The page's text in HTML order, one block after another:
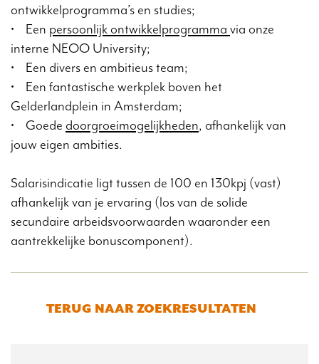
ontwikkelprogramma’s en studies;
• Een persoonlijk ontwikkelprogramma via onze
interne NEOO University;
• Een divers en ambitieus team;
• Een fantastische werkplek boven het
Gelderlandplein in Amsterdam;
• Goede doorgroeimogelijkheden, afhankelijk van
jouw eigen ambities.
Salarisindicatie ligt tussen de 100 en 130kpj (vast)
afhankelijk van je ervaring (los van de solide
secundaire arbeidsvoorwaarden waaronder een
aantrekkelijke bonuscomponent).
TERUG NAAR ZOEKRESULTATEN